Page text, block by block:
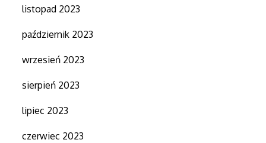
listopad 2023
październik 2023
wrzesień 2023
sierpień 2023
lipiec 2023
czerwiec 2023